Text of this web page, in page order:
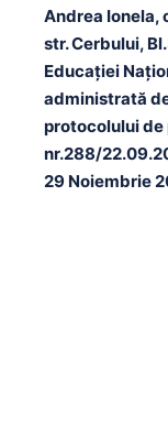
Andrea Ionela,
str. Cerbului,
Educaţiei
administrată
protocolului
nr.288/
29 Noiembrie